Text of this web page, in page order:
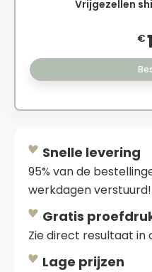
Vrijgezellen
€
Snelle levering
95% van de
werkdagen verstuurd!
Gratis
Zie direct resultaat in
Lage prijzen